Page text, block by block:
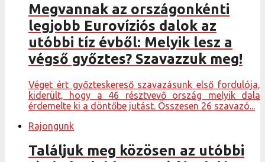
Megvannak az országonkénti
legjobb Eurovíziós dalok az
utóbbi tíz évből: Melyik lesz a
végső győztes? Szavazzuk meg!
Véget ért győzteskereső szavazásunk első fordulója,
kiderült, hogy a 46 résztvevő ország melyik dala
érdemelte ki a döntőbe jutást. Összesen 26 szavazó...
Rajongunk
Találjuk meg közösen az utóbbi